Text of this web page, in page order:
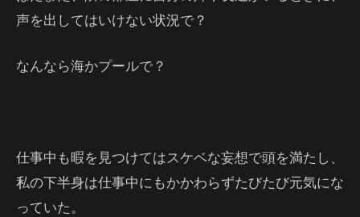
声を出してはいけない状況で？
なんなら海かプールで？
仕事中も暇を見つけてはスケベな妄想で頭を満たし、
私の下半身は仕事中にもかかわらずたびたび元気にな
っていた。